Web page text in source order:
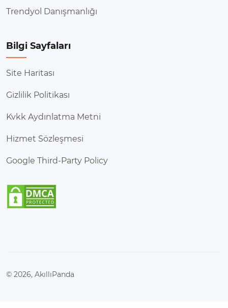
Trendyol Danışmanlığı
Bilgi Sayfaları
Site Haritası
Gizlilik Politikası
Kvkk Aydınlatma Metni
Hizmet Sözleşmesi
Google Third-Party Policy
© 2026, AkıllıPanda